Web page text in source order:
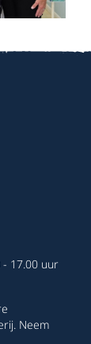
17.00 uur
. Neem